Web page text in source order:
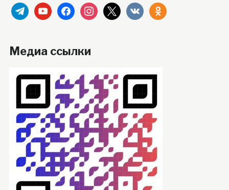
telegramyoutubefacebookinstagram
x vkontakteodnoklassniki
Медиа ссылки